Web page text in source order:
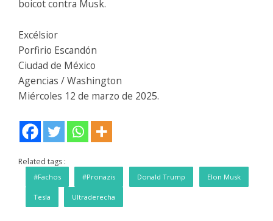
boicot contra Musk.
Excélsior
Porfirio Escandón
Ciudad de México
Agencias / Washington
Miércoles 12 de marzo de 2025.
Related tags :
#Fachos #Pronazis Donald Trump Elon Musk
Tesla Ultraderecha